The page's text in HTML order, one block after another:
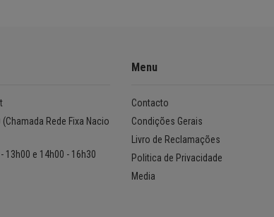
Rede Fixa Nacio
13h00 e 14h00 - 16h30
Menu
Contacto
Condições Gerais
Livro de Reclamações
Politica de Privacidade
Media